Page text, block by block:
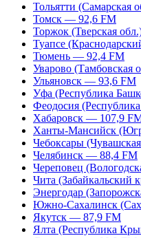
Тольятти (Самарская
Томск — 92,6 FM
Торжок (Тверская
Туапсе
Тюмень — 92,4 FM
Уварово (Тамбовская
Ульяновск — 93,6 FM
Уфа (Республика
Феодосия
Хабаровск — 107,9
Ханты-Мансийск
Чебоксары
Челябинск — 88,4 FM
Череповец
Чита (Забайкальский
Энергодар
Южно-Сахалинск
Якутск — 87,9 FM
Ялта (Республика